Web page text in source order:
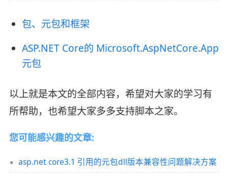
包、元包和框架
ASP.NET Core的 Microsoft.AspNetCore.App
元包
以上就是本文的全部内容，希望对大家的学习有
所帮助，也希望大家多多支持脚本之家。
您可能感兴趣的文章:
asp.net core3.1 引用的元包dll版本兼容性问题解决方案